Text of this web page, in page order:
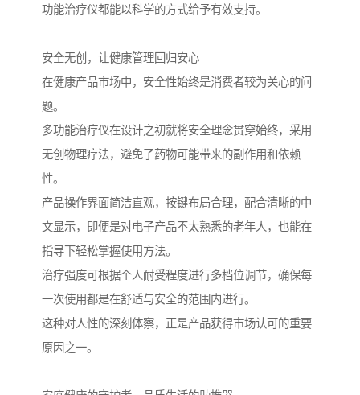
功能治疗仪都能以科学的方式给予有效支持。
安全无创，让健康管理回归安心
在健康产品市场中，安全性始终是消费者较为关心的问
题。
多功能治疗仪在设计之初就将安全理念贯穿始终，采用
无创物理疗法，避免了药物可能带来的副作用和依赖
性。
产品操作界面简洁直观，按键布局合理，配合清晰的中
文显示，即便是对电子产品不太熟悉的老年人，也能在
指导下轻松掌握使用方法。
治疗强度可根据个人耐受程度进行多档位调节，确保每
一次使用都是在舒适与安全的范围内进行。
这种对人性的深刻体察，正是产品获得市场认可的重要
原因之一。